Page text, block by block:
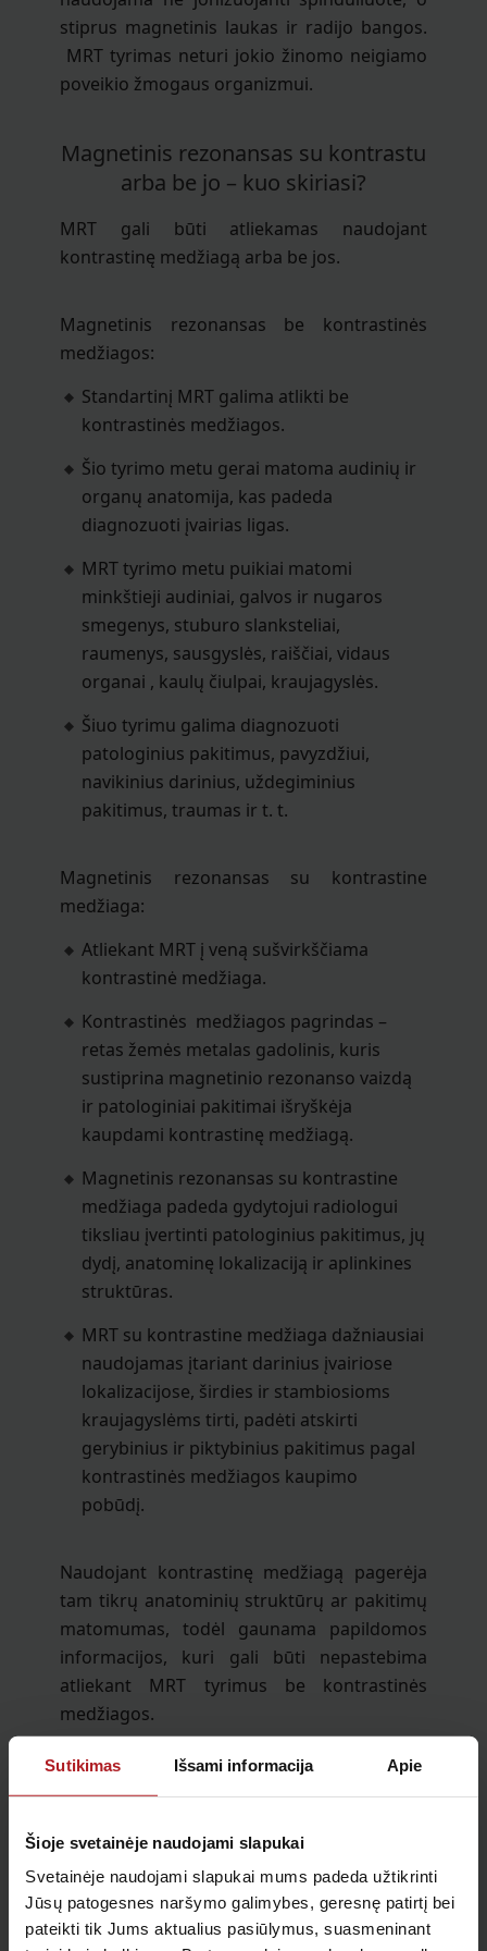
Sutikimas Išsami informacija Apie
Šioje svetainėje naudojami slapukai
Svetainėje naudojami slapukai mums padeda užtikrinti
Jūsų patogesnes naršymo galimybes, geresnę patirtį bei
pateikti tik Jums aktualius pasiūlymus, suasmeninant
stiprus magnetinis laukas ir radijo bangos.
MRT tyrimas neturi jokio žinomo neigiamo
poveikio žmogaus organizmui.
Magnetinis rezonansas su kontrastu
arba be jo – kuo skiriasi?
MRT gali būti atliekamas naudojant
kontrastinę medžiagą arba be jos.
Magnetinis rezonansas be kontrastinės
medžiagos:
Standartinį MRT galima atlikti be
kontrastinės medžiagos.
Šio tyrimo metu gerai matoma audinių ir
organų anatomija, kas padeda
diagnozuoti įvairias ligas.
MRT tyrimo metu puikiai matomi
minkštieji audiniai, galvos ir nugaros
smegenys, stuburo slanksteliai,
raumenys, sausgyslės, raiščiai, vidaus
organai , kaulų čiulpai, kraujagyslės.
Šiuo tyrimu galima diagnozuoti
patologinius pakitimus, pavyzdžiui,
navikinius darinius, uždegiminius
pakitimus, traumas ir t. t.
Magnetinis rezonansas su kontrastine
medžiaga:
Atliekant MRT į veną sušvirkščiama
kontrastinė medžiaga.
Kontrastinės medžiagos pagrindas –
retas žemės metalas gadolinis, kuris
sustiprina magnetinio rezonanso vaizdą
ir patologiniai pakitimai išryškėja
kaupdami kontrastinę medžiagą.
Magnetinis rezonansas su kontrastine
medžiaga padeda gydytojui radiologui
tiksliau įvertinti patologinius pakitimus, jų
dydį, anatominę lokalizaciją ir aplinkines
struktūras.
MRT su kontrastine medžiaga dažniausiai
naudojamas įtariant darinius įvairiose
lokalizacijose, širdies ir stambiosioms
kraujagyslėms tirti, padėti atskirti
gerybinius ir piktybinius pakitimus pagal
kontrastinės medžiagos kaupimo
pobūdį.
Naudojant kontrastinę medžiagą pagerėja
tam tikrų anatominių struktūrų ar pakitimų
matomumas, todėl gaunama papildomos
informacijos, kuri gali būti nepastebima
atliekant MRT tyrimus be kontrastinės
medžiagos.
Ar naudoti kontrastinę medžiagą sprendžia
papildomos informacijos.
Kai kuriems pacientams, ypač sergantiems
inkstų nepakankamumu, cukriniu diabetu,